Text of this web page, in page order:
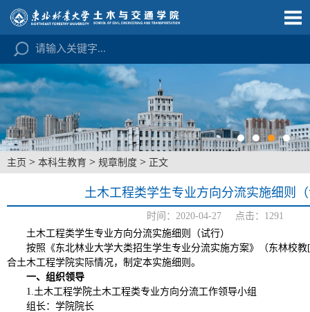
主页 > 本科生教育 > 规章制度 > 正文
土木工程类学生专业方向分流实施细则
时间：2020-04-27 点击： 1291
土木工程类学生专业方向分流实施细则（试行）
按照《东北林业大学大类招生学生专业分流实施方案》（东林校教
合土木工程学院实际情况，制定本实施细则。
一、组织领导
1.土木工程学院土木工程类专业方向分流工作领导小组
组长：学院院长